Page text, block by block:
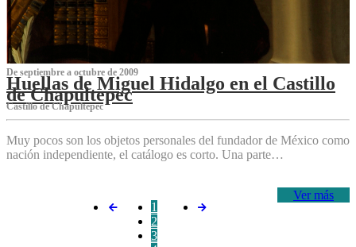
De septiembre a octubre de 2009
Huellas de Miguel Hidalgo en el Castillo
de Chapultepec
Castillo de Chapultepec
Muy pocos son los objetos personales del fundador de México como
nación independiente, el catálogo es corto. Una parte…
Ver más
1
2
3